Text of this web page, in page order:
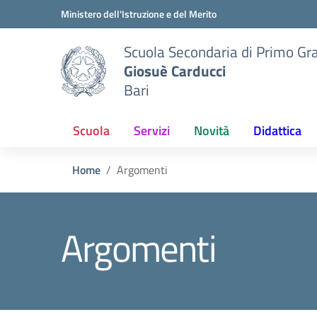
Vai ai contenuti
Vai al menu di navigazioneMinistero dell'Istruzione e del Merito
Scuola Secondaria di Primo
Giosuè Carducci
Bari
Scuola Servizi Novità Didattica
Home Argomenti
Argomenti